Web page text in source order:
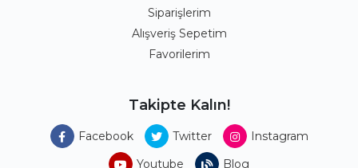
Siparişlerim
Alışveriş Sepetim
Favorilerim
Takipte Kalın!
Facebook Twitter
Instagram
Youtube
Blog